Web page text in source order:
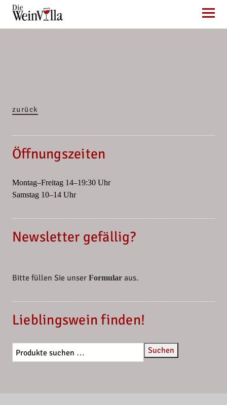
Die WeinVilla Duisburg
zurück
Öffnungszeiten
Montag–Freitag 14–19:30 Uhr
Samstag 10–14 Uhr
Newsletter gefällig?
Bitte füllen Sie unser Formularaus.
Lieblingswein finden!
Suchen